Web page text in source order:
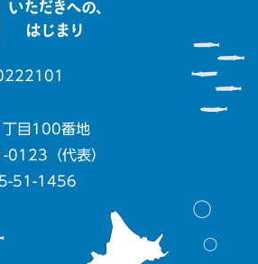
丁目100番地
0123（代表）
51-1456